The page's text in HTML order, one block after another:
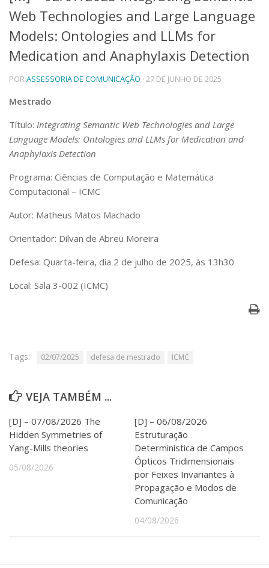
Telefones e Mapas
Pessoas
Ensino
Graduação
Educação a distância
Cursos de Extensão
Linhas de Pesquisa
Centros, Núcleos e Projetos em Rede
Pós-doutorado
Iniciação Científica
Transferência de Tecnologia
Empresas Juniores
Extensão à Comunidade
Artes, Cultura e Esportes
Museus e Espaços Interativos
Comunicação
Aplicativos e Sites
Jornal da USP
Agenda de Eventos
Defesa de Teses
Web Technologies and Large Language
Models: Ontologies and LLMs for
Medication and Anaphylaxis Detection
PORASSESSORIA DE COMUNICAÇÃO · 27 DE JUNHO DE 2025
Mestrado
Título: Integrating Semantic Web Technologies and Large
Language Models: Ontologies and LLMs for Medication and
Anaphylaxis Detection
Programa: Ciências de Computação e Matemática
Computacional – ICMC
Autor: Matheus Matos Machado
Orientador: Dilvan de Abreu Moreira
Defesa: Quarta-feira, dia 2 de julho de 2025, às 13h30
Local: Sala 3-002 (ICMC)
Tags: 02/07/2025 defesa de mestrado ICMC
VEJA TAMBÉM ...
[D] – 07/08/2026 The
Hidden Symmetries of
Yang-Mills theories
05/08/2026
[D] – 06/08/2026
Estruturação
Determinística de Campos
Ópticos Tridimensionais
por Feixes Invariantes à
Propagação e Modos de
Comunicação
04/08/2026